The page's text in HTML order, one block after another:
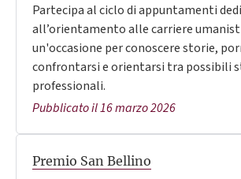
Partecipa al ciclo di appuntamenti
all’orientamento alle carriere
un'occasione per conoscere storie,
confrontarsi e orientarsi tra possibili
professionali.
Pubblicato il 16 marzo 2026
Premio San Bellino